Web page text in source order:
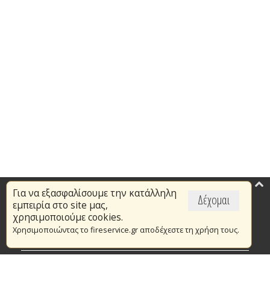
Δέχομαι
Για να εξασφαλίσουμε την κατάλληλη
εμπειρία στο site μας,
χρησιμοποιούμε cookies.
Χρησιμοποιώντας το fireservice.gr αποδέχεστε τη χρήση τους.
Επικαιρότητα
Το Πυροσβεστικό Σώμα